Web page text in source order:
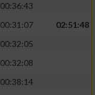
00:36:43
00:31:07
02:51:48
00:32:05
00:32:08
00:38:14